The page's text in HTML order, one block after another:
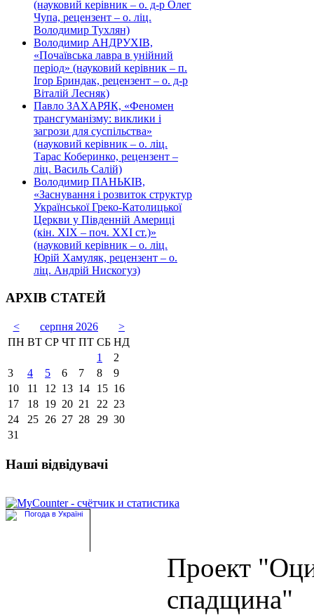
(науковий керівник – о. д-р Олег
Чупа, рецензент – о. ліц.
Володимир Тухлян)
Володимир АНДРУХІВ,
«Почаївська лавра в унійний
період» (науковий керівник – п.
Ігор Бриндак, рецензент – о. д-р
Віталій Лесняк)
Павло ЗАХАРЯК, «Феномен
трансгуманізму: виклики і
загрози для суспільства»
(науковий керівник – о. ліц.
Тарас Коберинко, рецензент –
ліц. Василь Салій)
Володимир ПАНЬКІВ,
«Заснування і розвиток структур
Української Греко-Католицької
Церкви у Південній Америці
(кін. ХІХ – поч. ХХІ ст.)»
(науковий керівник – о. ліц.
Юрій Хамуляк, рецензент – о.
ліц. Андрій Нискогуз)
АРХІВ СТАТЕЙ
< серпня 2026
>
ПН ВТ СР ЧТ ПТ СБ НД
1
2
3
4 5 6 7 8
9
10
11 12 13 14 15 16
17
18 19 20 21 22 23
24
25 26 27 28 29 30
31
Наші відвідувачі
Проект
спадщина"